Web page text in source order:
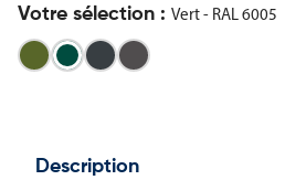
Votre sélection : Vert - RAL 6005
Vert
oliveVert
Gris
Anthracite
Gris
manganèse
Description